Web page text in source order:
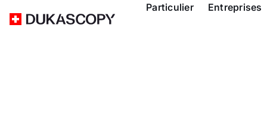
Particulier Entreprises